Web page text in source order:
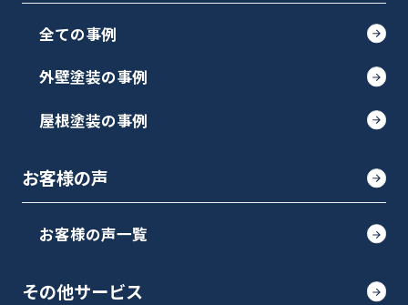
全ての事例
外壁塗装の事例
屋根塗装の事例
お客様の声
お客様の声一覧
その他サービス